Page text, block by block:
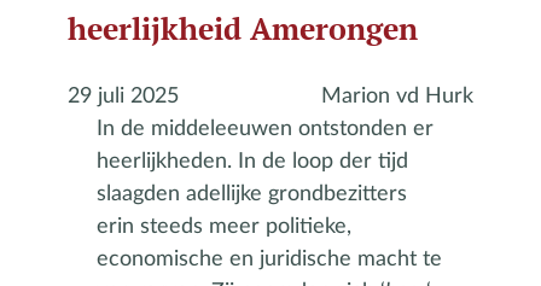
heerlijkheid Amerongen
29 juli 2025
Marion vd Hurk
In de middeleeuwen ontstonden er
heerlijkheden. In de loop der tijd
slaagden adellijke grondbezitters
erin steeds meer politieke,
economische en juridische macht te